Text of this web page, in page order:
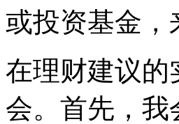
或投资基金，
在理财建议的
会。首先，